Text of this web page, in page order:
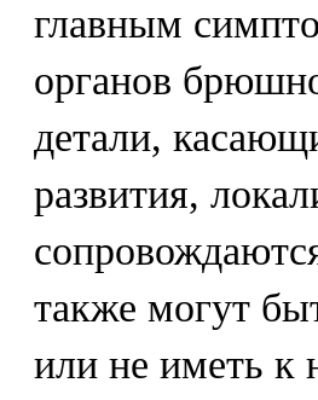
главным
органов
детали,
развития,
также могут
или не иметь к